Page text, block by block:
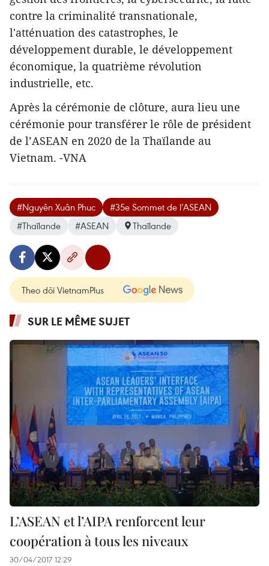
contre la criminalité transnationale,
l'atténuation des catastrophes, le
développement durable, le développement
économique, la quatrième révolution
industrielle, etc.
Après la cérémonie de clôture, aura lieu une
cérémonie pour transférer le rôle de président
de l’ASEAN en 2020 de la Thaïlande au
Vietnam. -VNA
#Nguyên Xuân Phuc
#35e Sommet de l’ASEAN
#Thaïlande
#ASEAN Thaïlande
Theo dõi VietnamPlus
SUR LE MÊME SUJET
L’ASEAN et l’AIPA renforcent leur
coopération à tous les niveaux
30/04/2017 12:29